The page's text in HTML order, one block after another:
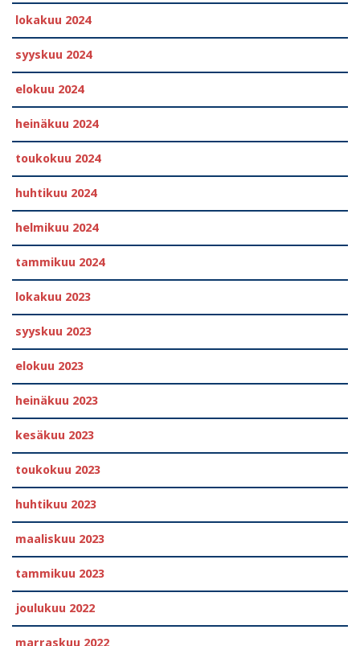
lokakuu 2024
syyskuu 2024
elokuu 2024
heinäkuu 2024
toukokuu 2024
huhtikuu 2024
helmikuu 2024
tammikuu 2024
lokakuu 2023
syyskuu 2023
elokuu 2023
heinäkuu 2023
kesäkuu 2023
toukokuu 2023
huhtikuu 2023
maaliskuu 2023
tammikuu 2023
joulukuu 2022
marraskuu 2022